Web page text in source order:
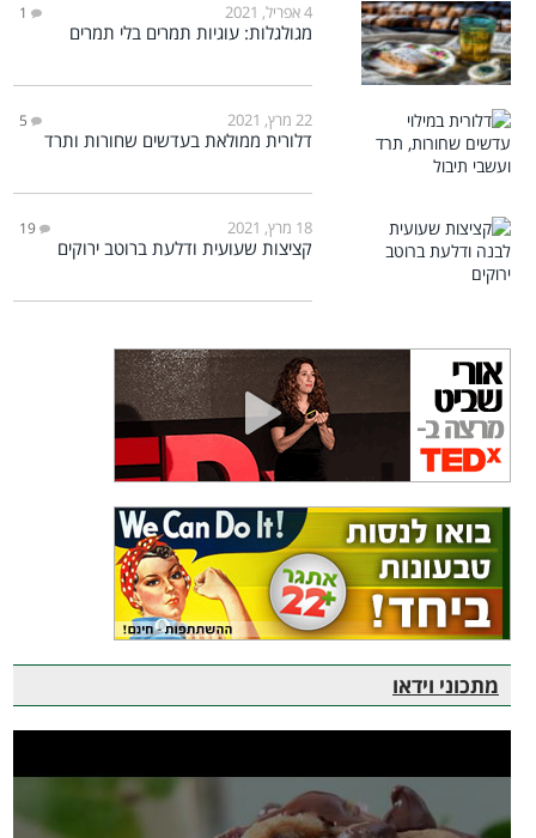
4 אפריל, 2021 1
מגולגלות: עוגיות תמרים בלי תמרים
22 מרץ, 2021 5
דלורית ממולאת בעדשים שחורות ותרד
18 מרץ, 2021 19
קציצות שעועית ודלעת ברוטב ירוקים
מתכוני וידאו